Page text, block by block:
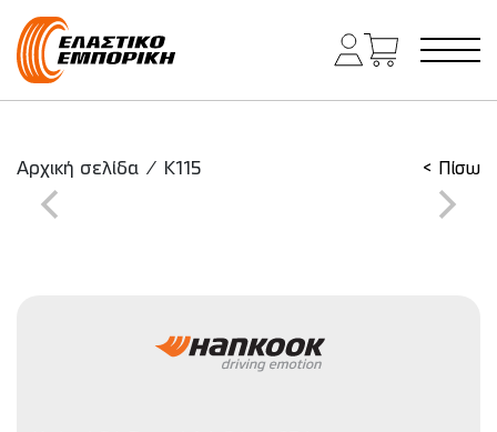
Κύρια πλοήγηση
Αρχική σελίδα / K115 < Πίσω